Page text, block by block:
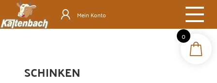
Mein Konto
SCHINKEN
0